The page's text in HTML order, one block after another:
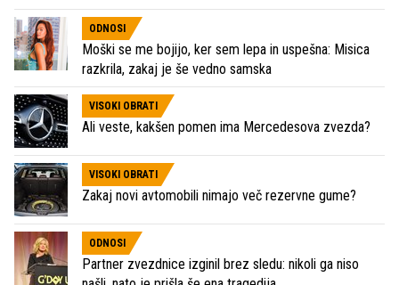
ODNOSI
Moški se me bojijo, ker sem lepa in uspešna: Misica
razkrila, zakaj je še vedno samska
VISOKI OBRATI
Ali veste, kakšen pomen ima Mercedesova zvezda?
VISOKI OBRATI
Zakaj novi avtomobili nimajo več rezervne gume?
ODNOSI
Partner zvezdnice izginil brez sledu: nikoli ga niso